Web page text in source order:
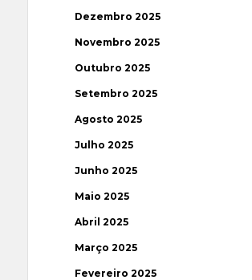
Dezembro 2025
Novembro 2025
Outubro 2025
Setembro 2025
Agosto 2025
Julho 2025
Junho 2025
Maio 2025
Abril 2025
Março 2025
Fevereiro 2025